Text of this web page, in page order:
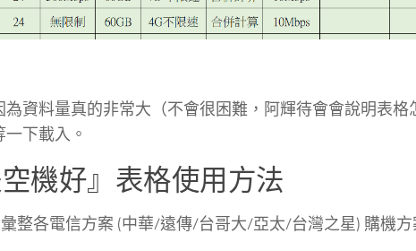
為資料量真的非常大（不會很困難，阿輝待會會說明表
下載入。
空機好』表格使用方法
整各電信方案 (中華/遠傳/台哥大/亞太/台灣之星) 購機方